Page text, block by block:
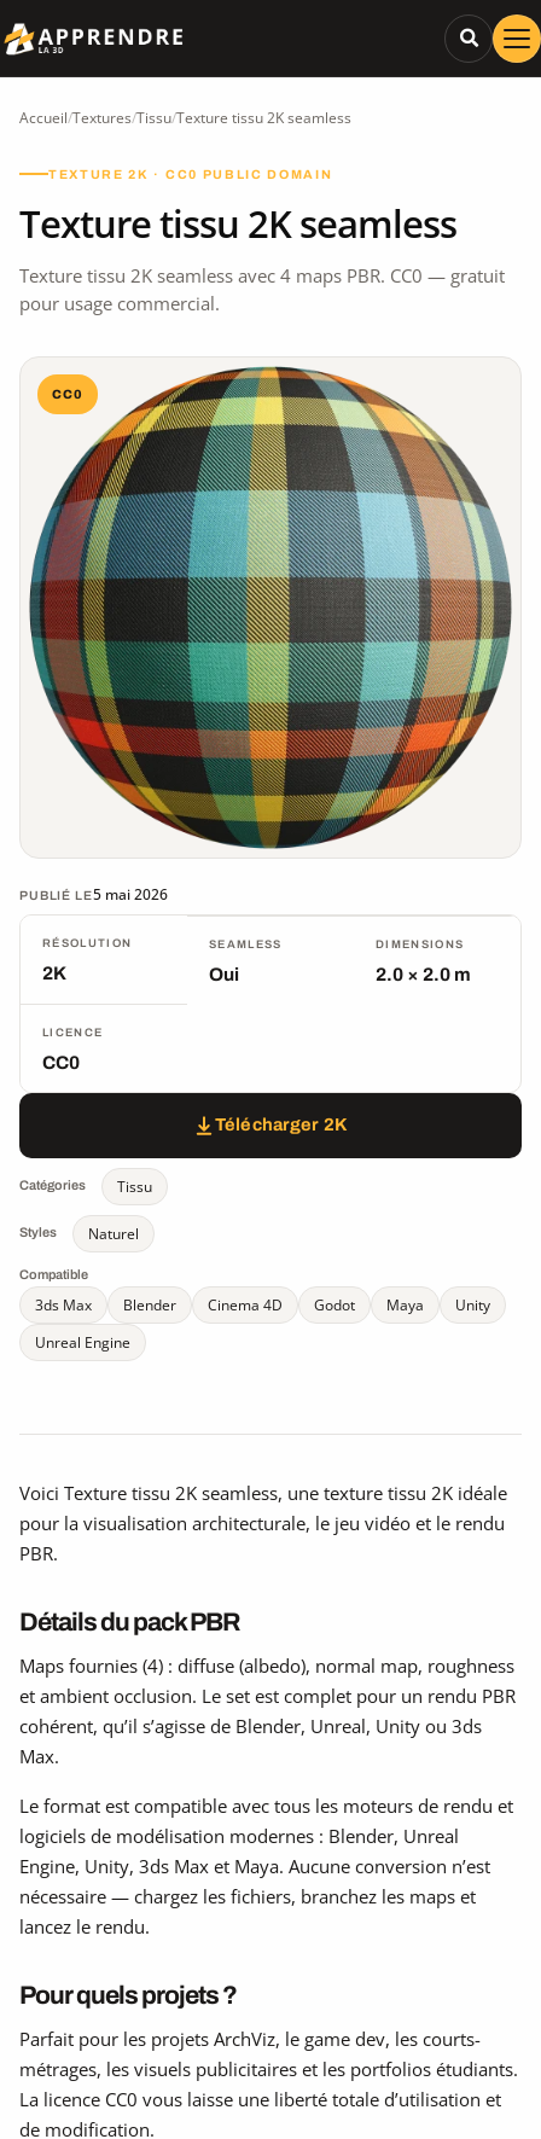
Accueil/Textures/Tissu/Texture tissu 2K seamless
TEXTURE 2K · CC0 PUBLIC DOMAIN
Texture tissu 2K seamless
Texture tissu 2K seamless avec 4 maps PBR. CC0 — gratuit
pour usage commercial.
CC0
PUBLIÉ LE5 mai 2026
RÉSOLUTION
2K
SEAMLESS
Oui
DIMENSIONS
2.0 × 2.0 m
LICENCE
CC0
Télécharger 2K
Catégories Tissu
Styles Naturel
Compatible
3ds Max Blender Cinema 4D Godot Maya
Unity
Unreal Engine
Voici Texture tissu 2K seamless, une texture tissu 2K idéale
pour la visualisation architecturale, le jeu vidéo et le rendu
PBR.
Détails du pack PBR
Maps fournies (4) : diffuse (albedo), normal map, roughness
et ambient occlusion. Le set est complet pour un rendu PBR
cohérent, qu’il s’agisse de Blender, Unreal, Unity ou 3ds
Max.
Le format est compatible avec tous les moteurs de rendu et
logiciels de modélisation modernes : Blender, Unreal
Engine, Unity, 3ds Max et Maya. Aucune conversion n’est
nécessaire — chargez les fichiers, branchez les maps et
lancez le rendu.
Pour quels projets ?
Parfait pour les projets ArchViz, le game dev, les courts-
métrages, les visuels publicitaires et les portfolios étudiants.
La licence CC0 vous laisse une liberté totale d’utilisation et
de modification.